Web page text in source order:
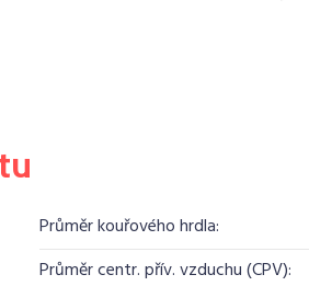
Průměr kouřového hrdla:
Průměr centr. přív. vzduchu (CPV):